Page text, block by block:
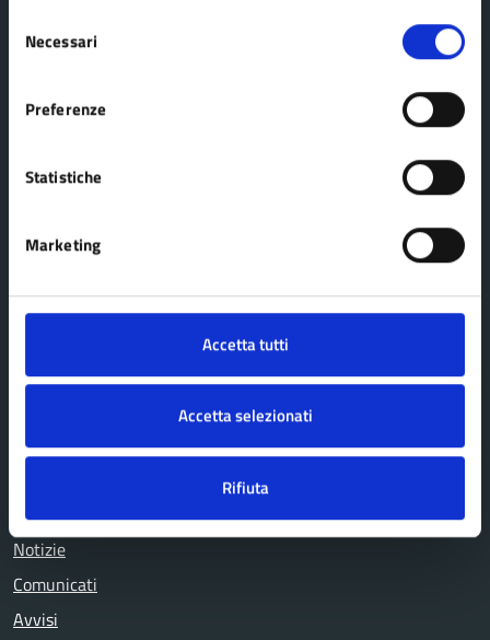
delNecessari
Preferenze
Statistiche
Marketing
Accetta tutti
Accetta selezionati
Rifiuta
CATEGORIE DI SERVIZIO
Ambiente
Appalti pubblici
Catasto e urbanistica
Educazione e formazione
Giustizia e sicurezza pubblica
Turismo
Vita lavorativa
NOVITÀ
Notizie
Comunicati
Avvisi